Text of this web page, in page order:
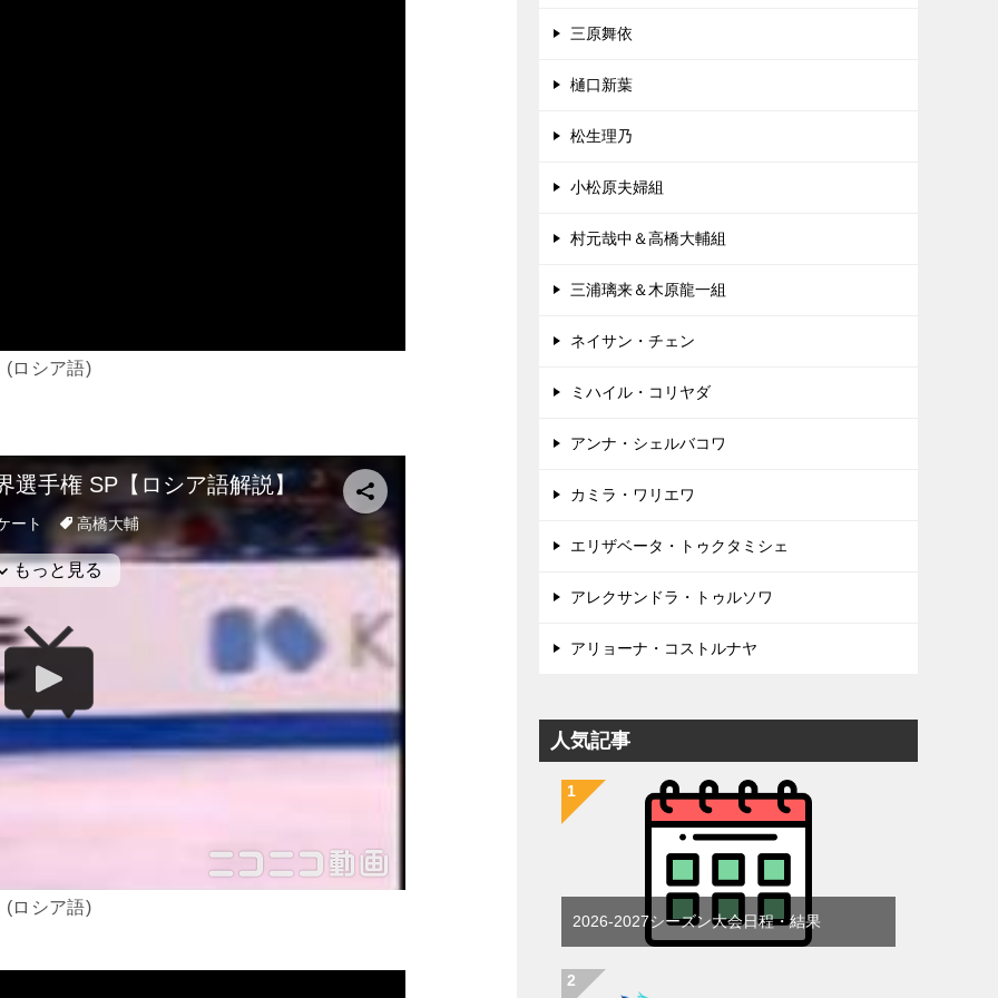
(ロシア語)
(ロシア語)
三原舞依
樋口新葉
松生理乃
小松原夫婦組
村元哉中＆高橋大輔組
三浦璃来＆木原龍一組
ネイサン・チェン
ミハイル・コリヤダ
アンナ・シェルバコワ
カミラ・ワリエワ
エリザベータ・トゥクタミシェ
アレクサンドラ・トゥルソワ
アリョーナ・コストルナヤ
人気記事
2026-2027シーズン大会日程・結果